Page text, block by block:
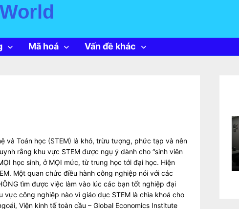
Mã hoá Vấn đề khác
và Toán học (STEM) là khó, trừu tượng, phức tạp và nên
rằng khu vực STEM được ngụ ý dành cho “sinh viên
học sinh, ở MỌI mức, từ trung học tới đại học. Hiện
Một quan chức điều hành công nghiệp nói với các
tìm được việc làm vào lúc các bạn tốt nghiệp đại
công nghiệp nào vì giáo dục STEM là chìa khoá cho
Viện kinh tế toàn cầu – Global Economics Institute